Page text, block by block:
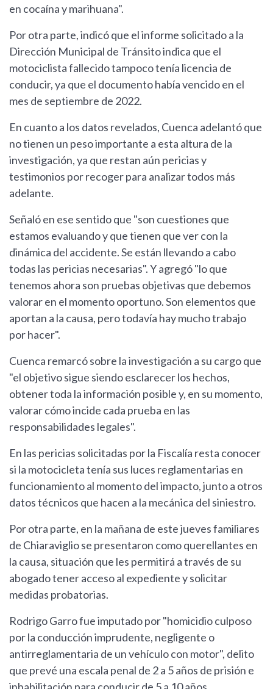
en cocaína y marihuana".
Por otra parte, indicó que el informe solicitado a la
Dirección Municipal de Tránsito indica que el
motociclista fallecido tampoco tenía licencia de
conducir, ya que el documento había vencido en el
mes de septiembre de 2022.
En cuanto a los datos revelados, Cuenca adelantó que
no tienen un peso importante a esta altura de la
investigación, ya que restan aún pericias y
testimonios por recoger para analizar todos más
adelante.
Señaló en ese sentido que "son cuestiones que
estamos evaluando y que tienen que ver con la
dinámica del accidente. Se están llevando a cabo
todas las pericias necesarias". Y agregó "lo que
tenemos ahora son pruebas objetivas que debemos
valorar en el momento oportuno. Son elementos que
aportan a la causa, pero todavía hay mucho trabajo
por hacer".
Cuenca remarcó sobre la investigación a su cargo que
"el objetivo sigue siendo esclarecer los hechos,
obtener toda la información posible y, en su momento,
valorar cómo incide cada prueba en las
responsabilidades legales".
En las pericias solicitadas por la Fiscalía resta conocer
si la motocicleta tenía sus luces reglamentarias en
funcionamiento al momento del impacto, junto a otros
datos técnicos que hacen a la mecánica del siniestro.
Por otra parte, en la mañana de este jueves familiares
de Chiaraviglio se presentaron como querellantes en
la causa, situación que les permitirá a través de su
abogado tener acceso al expediente y solicitar
medidas probatorias.
Rodrigo Garro fue imputado por "homicidio culposo
por la conducción imprudente, negligente o
antirreglamentaria de un vehículo con motor", delito
que prevé una escala penal de 2 a 5 años de prisión e